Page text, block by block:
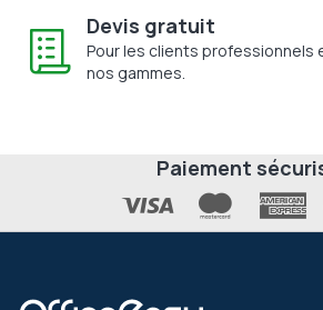
Devis gratuit
Pour les clients professionnels
nos gammes.
Paiement